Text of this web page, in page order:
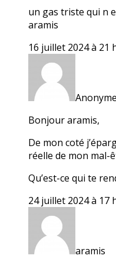
un gas triste qui n
aramis
16 juillet 2024 à 21
Anonyme
Bonjour aramis,
De mon coté
réelle de mon mal-
Qu’est-ce qui te
24 juillet 2024 à 17
aramis